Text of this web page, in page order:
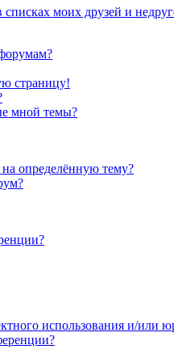
списках моих друзей и
страницу!
мной темы?
на определённую тему?
использования и/или